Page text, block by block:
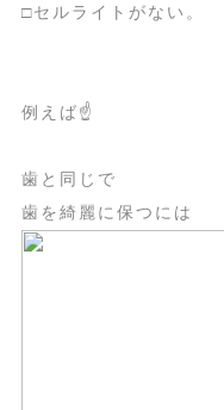
□セルライトがない。
例えば☝️
歯と同じで
歯を綺麗に保つには